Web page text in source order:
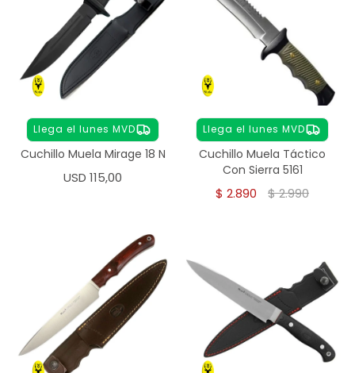
Llega el lunes MVD
Cuchillo Muela Mirage 18 N
USD 115,00
Llega el lunes MVD
Cuchillo Muela Táctico
Con Sierra 5161
$ 2.890 $2.990